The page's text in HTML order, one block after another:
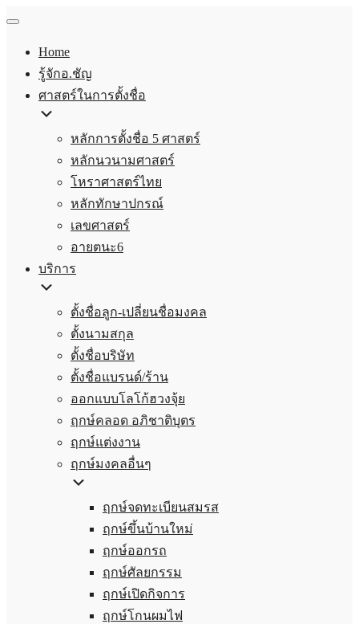
Home
รู้จักอ.ชัญ
ศาสตร์ในการตั้งชื่อ
หลักการตั้งชื่อ 5 ศาสตร์
หลักนวนามศาสตร์
โหราศาสตร์ไทย
หลักทักษาปกรณ์
เลขศาสตร์
อายตนะ6
บริการ
ตั้งชื่อลูก-เปลี่ยนชื่อมงคล
ตั้งนามสกุล
ตั้งชื่อบริษัท
ตั้งชื่อแบรนด์/ร้าน
ออกแบบโลโก้ฮวงจุ้ย
ฤกษ์คลอด อภิชาติบุตร
ฤกษ์แต่งงาน
ฤกษ์มงคลอื่นๆ
ฤกษ์จดทะเบียนสมรส
ฤกษ์ขึ้นบ้านใหม่
ฤกษ์ออกรถ
ฤกษ์ศัลยกรรม
ฤกษ์เปิดกิจการ
ฤกษ์โกนผมไฟ